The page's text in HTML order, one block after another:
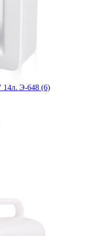
14л. Э-648 (6)